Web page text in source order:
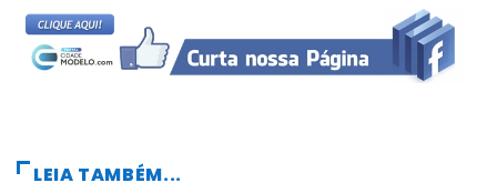
LEIA TAMBÉM...